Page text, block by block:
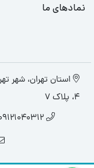
نمادهای ما
استان تهران، شهر
4، پلاک 7
_ 021-33929194 _ 021-36615383